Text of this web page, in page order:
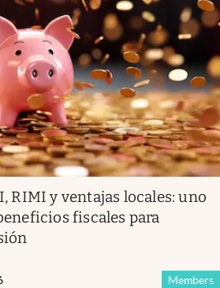
RIMI y ventajas locales: uno
fiscales para
Members